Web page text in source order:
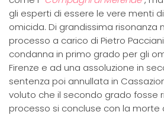
gli esperti di essere le vere menti
omicida. Di grandissima risonanza
processo a carico di Pietro
condanna in primo grado per gli
Firenze e ad una assoluzione in
sentenza poi annullata in
voluto che il secondo grado fosse
processo si concluse con la morte